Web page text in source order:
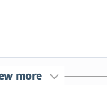
more